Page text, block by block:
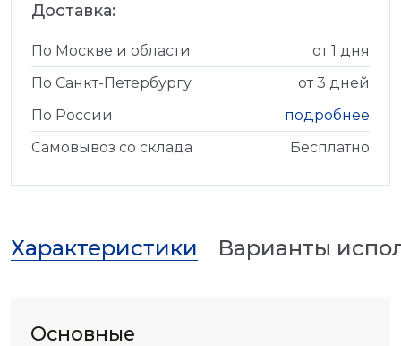
Доставка:
По Москве и области
от 1 дня
По Санкт-Петербургу
от 3 дней
По России
подробнее
Самовывоз со склада
Бесплатно
Характеристики Варианты
Основные